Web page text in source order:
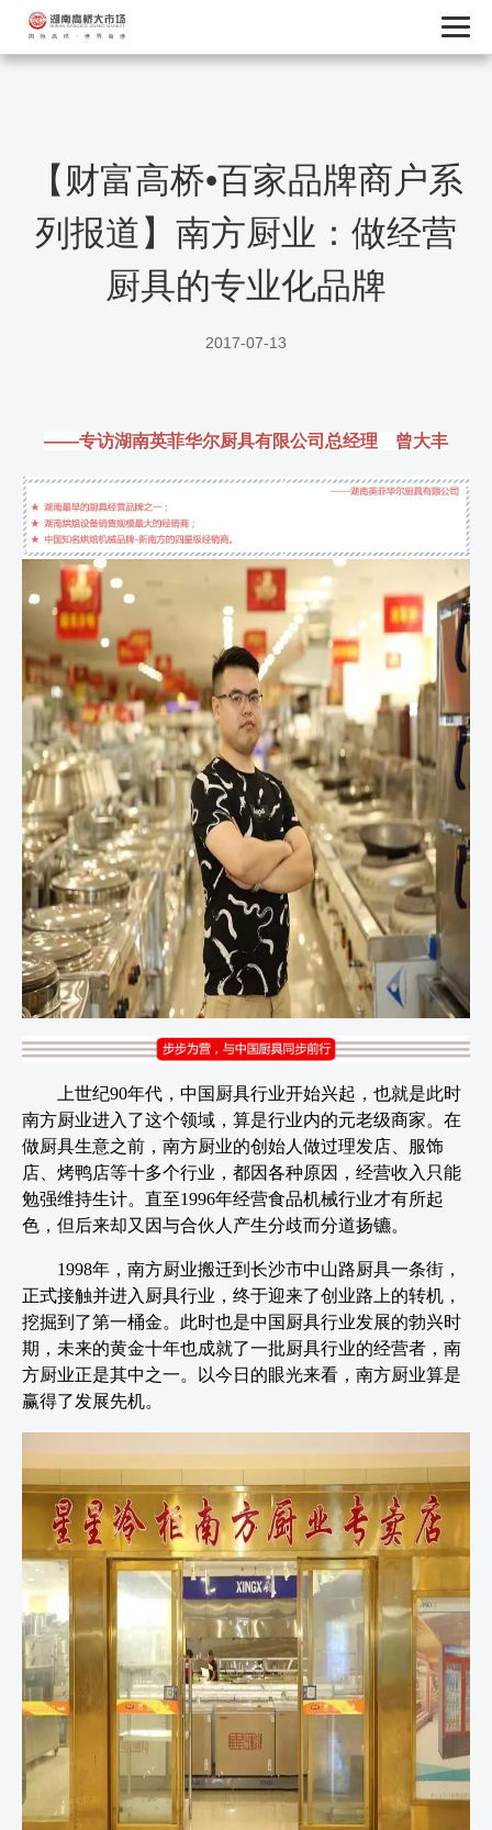
【财富高桥•百家品牌商户系
列报道】南方厨业：做经营
厨具的专业化品牌
2017-07-13
——专访湖南英菲华尔厨具有限公司总经理 曾大丰
上世纪90年代，中国厨具行业开始兴起，也就是此时
南方厨业进入了这个领域，算是行业内的元老级商家。在
做厨具生意之前，南方厨业的创始人做过理发店、服饰
店、烤鸭店等十多个行业，都因各种原因，经营收入只能
勉强维持生计。直至1996年经营食品机械行业才有所起
色，但后来却又因与合伙人产生分歧而分道扬镳。
1998年，南方厨业搬迁到长沙市中山路厨具一条街，
正式接触并进入厨具行业，终于迎来了创业路上的转机，
挖掘到了第一桶金。此时也是中国厨具行业发展的勃兴时
期，未来的黄金十年也成就了一批厨具行业的经营者，南
方厨业正是其中之一。以今日的眼光来看，南方厨业算是
赢得了发展先机。